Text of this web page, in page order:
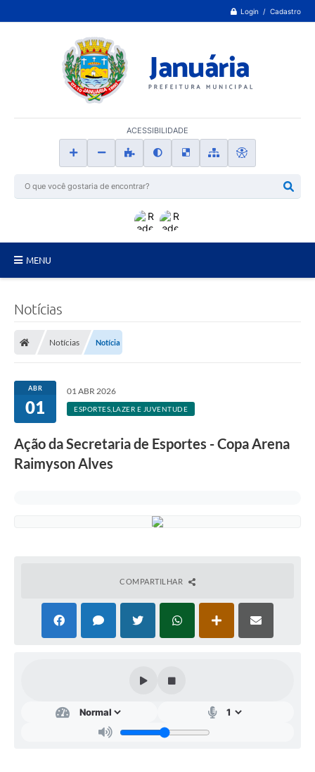
Login / Cadastro
ACESSIBILIDADE
MENU
Secretarias
Tributos
Contratos
Ouvidoria
Galeria de Vídeos
Notícias
Notícias Notícia
ABR
01
01 ABR 2026
ESPORTES,LAZER E JUVENTUDE
Ação da Secretaria de Esportes - Copa Arena
Raimyson Alves
COMPARTILHAR